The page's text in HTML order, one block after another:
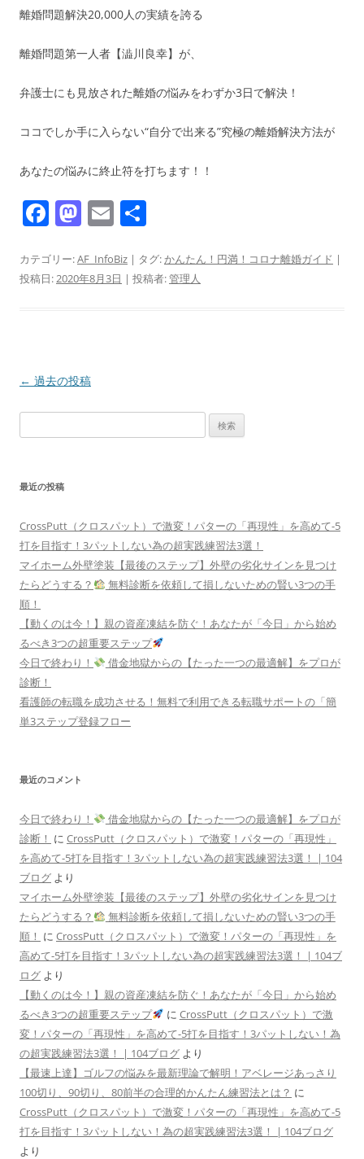
離婚問題解決20,000人の実績を誇る
離婚問題第一人者【澁川良幸】が、
弁護士にも見放された離婚の悩みをわずか3日で解決！
ココでしか手に入らない“自分で出来る”究極の離婚解決方法が
あなたの悩みに終止符を打ちます！！
F
c
e
o
k
M
st
o
n
E
ai
l
カテゴリー:AF_InfoBiz | タグ:かんたん！円満！コロナ離婚ガイド |
投稿日:2020年8月3日 | 投稿者:管理人
投
ー
ョ
ン
← 過去の投稿
索:
最近の投稿
CrossPutt（クロスパット）で激変！パターの「再現性」を高めて-5
打を目指す！3パットしない為の超実践練習法3選！
マイホーム外壁塗装【最後のステップ】外壁の劣化サインを見つけ
たらどうする？
無料診断を依頼して損しないための賢い3つの手
順！
【動くのは今！】親の資産凍結を防ぐ！あなたが「今日」から始め
るべき3つの超重要ステップ
今日で終わり！
借金地獄からの【たった一つの最適解】をプロが
診断！
看護師の転職を成功させる！無料で利用できる転職サポートの「簡
単3ステップ登録フロー
最近のコメント
今日で終わり！
借金地獄からの【たった一つの最適解】をプロが
診断！ に CrossPutt（クロスパット）で激変！パターの「再現性」
を高めて-5打を目指す！3パットしない為の超実践練習法3選！ | 104
ブログ より
マイホーム外壁塗装【最後のステップ】外壁の劣化サインを見つけ
たらどうする？
無料診断を依頼して損しないための賢い3つの手
順！ に CrossPutt（クロスパット）で激変！パターの「再現性」を
高めて-5打を目指す！3パットしない為の超実践練習法3選！ | 104ブ
ログ より
【動くのは今！】親の資産凍結を防ぐ！あなたが「今日」から始め
るべき3つの超重要ステップ
に CrossPutt（クロスパット）で激
変！パターの「再現性」を高めて-5打を目指す！3パットしない！為
の超実践練習法3選！ | 104ブログ より
【最速上達】ゴルフの悩みを最新理論で解明！アベレージあっさり
100切り、90切り、80前半の合理的かんたん練習法とは？ に
CrossPutt（クロスパット）で激変！パターの「再現性」を高めて-5
打を目指す！3パットしない！為の超実践練習法3選！ | 104ブログ
より